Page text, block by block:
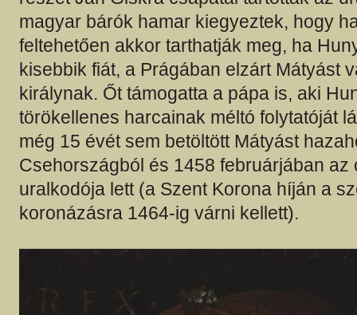
magyar bárók hamar kiegyeztek, hogy
feltehetően akkor tarthatják meg, ha
kisebbik fiát, a Prágában elzárt Mátyást
királynak. Őt támogatta a pápa is, aki
törökellenes harcainak méltó folytatóját
még 15 évét sem betöltött Mátyást
Csehországból és 1458 februárjában az
uralkodója lett (a Szent Korona híján a
koronázásra 1464-ig várni kellett).